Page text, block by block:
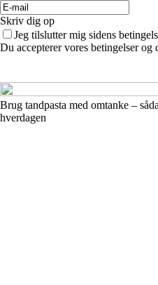
Skriv dig op
Jeg tilslutter mig sidens
Du accepterer vores betingelser
Brug tandpasta med omtanke –
hverdagen